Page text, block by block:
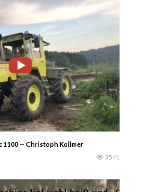
1100 — Christoph Kollmer
3541